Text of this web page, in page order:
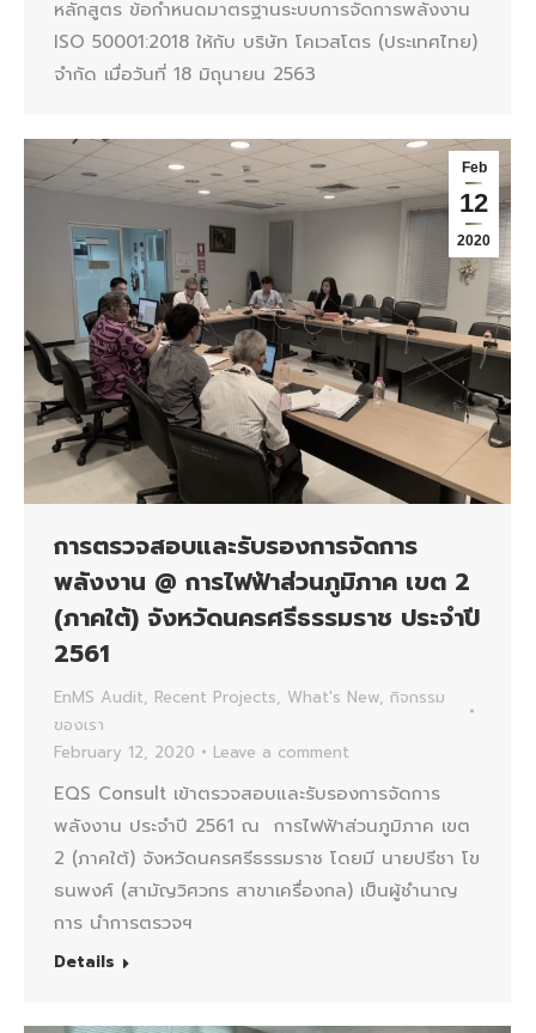
หลักสูตร ข้อกำหนดมาตรฐานระบบการจัดการพลังงาน
ISO 50001:2018 ให้กับ บริษัท โคเวสโตร (ประเทศไทย)
จำกัด เมื่อวันที่ 18 มิถุนายน 2563
Feb
12
2020
การตรวจสอบและรับรองการจัดการ
พลังงาน @ การไฟฟ้าส่วนภูมิภาค เขต 2
(ภาคใต้) จังหวัดนครศรีธรรมราช ประจำปี
2561
EnMS Audit, Recent Projects, What's New, กิจกรรม
ของเรา
February 12, 2020
Leave a comment
EQS Consult เข้าตรวจสอบและรับรองการจัดการ
พลังงาน ประจำปี 2561 ณ การไฟฟ้าส่วนภูมิภาค เขต
2 (ภาคใต้) จังหวัดนครศรีธรรมราช โดยมี นายปรีชา โข
ธนพงศ์ (สามัญวิศวกร สาขาเครื่องกล) เป็นผู้ชำนาญ
การ นำการตรวจฯ
Details